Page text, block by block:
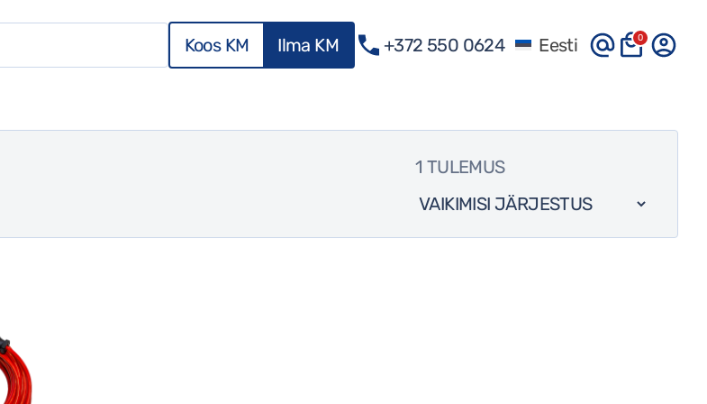
Koos KM Ilma KM +372 550 0624 Eesti 0
1 TULEMUS